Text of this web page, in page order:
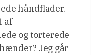
håndflader.
af
og torterede
Jeg går